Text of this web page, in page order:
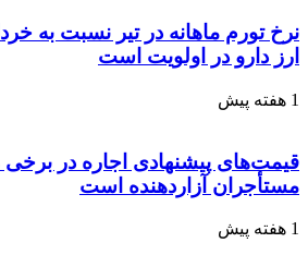
نرخ تورم ماهانه در تیر نسبت به
ارز دارو در اولویت است
1 هفته پیش
قیمت‌های پیشنهادی اجاره در
مستأجران آزاردهنده است
1 هفته پیش